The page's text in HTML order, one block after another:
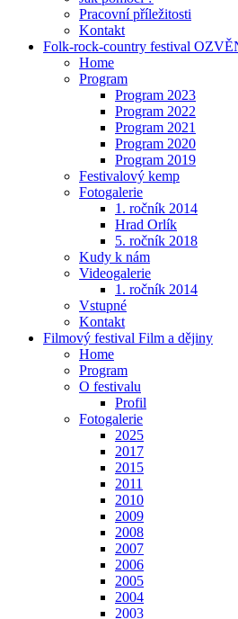
Pracovní příležitosti
Kontakt
Folk-rock-country festival
Home
Program
Program 2023
Program 2022
Program 2021
Program 2020
Program 2019
Festivalový kemp
Fotogalerie
1. ročník 2014
Hrad Orlík
5. ročník 2018
Kudy k nám
Videogalerie
1. ročník 2014
Vstupné
Kontakt
Filmový festival Film a dějiny
Home
Program
O festivalu
Profil
Fotogalerie
2025
2017
2015
2011
2010
2009
2008
2007
2006
2005
2004
2003